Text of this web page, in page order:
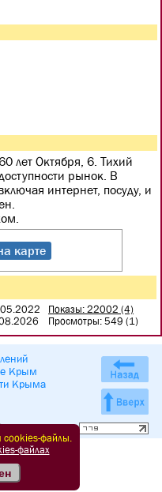
лет Октября, 6. Тихий
рынок. В
интернет, посуду, и
карте
Показы: 22002 (4)
Просмотры: 549 (1)
Крым
Крыма
cookies-файлы.
файлах